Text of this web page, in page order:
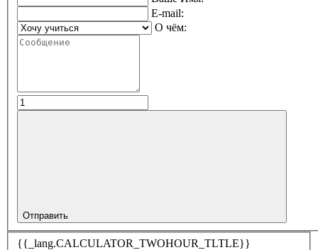
E-mail:
О чём:
Отправить
{{_lang.CALCULATOR_TWOHOUR_TLTLE}}